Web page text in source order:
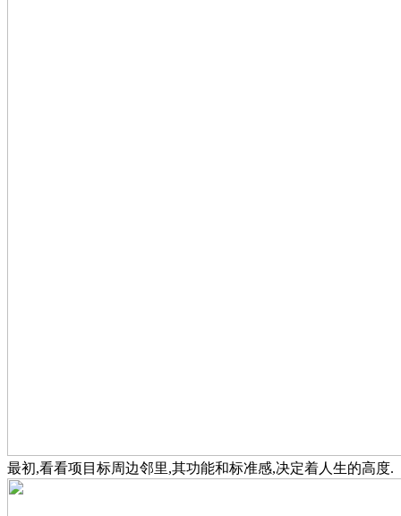
最初,看看项目标周边邻里,其功能和标准感,决定着人生的高度.